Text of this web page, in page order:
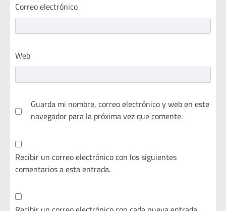
Correo electrónico
Web
Guarda mi nombre, correo electrónico y web en este
navegador para la próxima vez que comente.
Recibir un correo electrónico con los siguientes
comentarios a esta entrada.